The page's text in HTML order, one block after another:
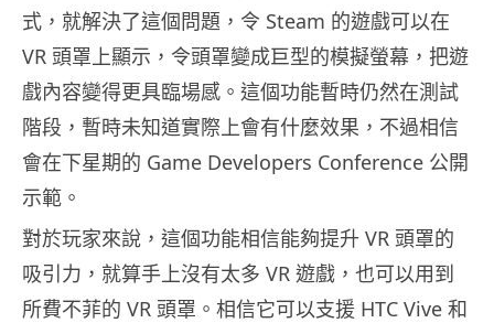
式，就解決了這個問題，令 Steam 的遊戲可以在
VR 頭罩上顯示，令頭罩變成巨型的模擬螢幕，把遊
戲內容變得更具臨場感。這個功能暫時仍然在測試
階段，暫時未知道實際上會有什麼效果，不過相信
會在下星期的 Game Developers Conference 公開
示範。
對於玩家來說，這個功能相信能夠提升 VR 頭罩的
吸引力，就算手上沒有太多 VR 遊戲，也可以用到
所費不菲的 VR 頭罩。相信它可以支援 HTC Vive 和